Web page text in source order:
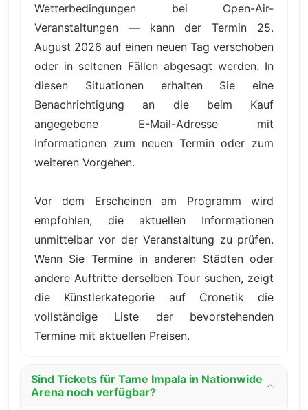
Wetterbedingungen bei Open-Air-
Veranstaltungen — kann der Termin 25.
August 2026 auf einen neuen Tag verschoben
oder in seltenen Fällen abgesagt werden. In
diesen Situationen erhalten Sie eine
Benachrichtigung an die beim Kauf
angegebene E-Mail-Adresse mit
Informationen zum neuen Termin oder zum
weiteren Vorgehen.
Vor dem Erscheinen am Programm wird
empfohlen, die aktuellen Informationen
unmittelbar vor der Veranstaltung zu prüfen.
Wenn Sie Termine in anderen Städten oder
andere Auftritte derselben Tour suchen, zeigt
die Künstlerkategorie auf Cronetik die
vollständige Liste der bevorstehenden
Termine mit aktuellen Preisen.
Sind Tickets für Tame Impala in Nationwide
Arena noch verfügbar?